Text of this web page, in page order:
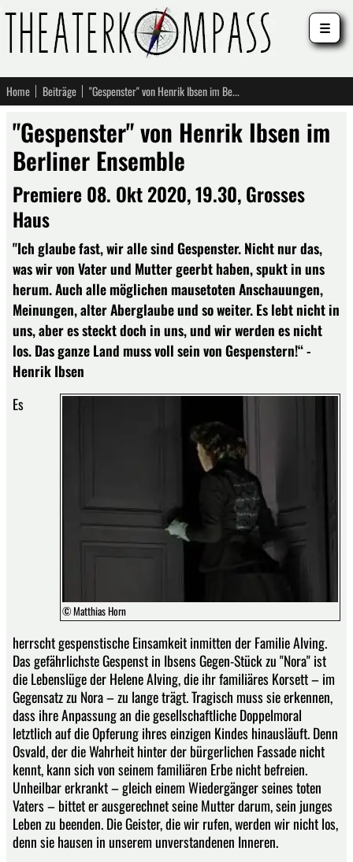
Home Beiträge "Gespenster" von Henrik Ibsen im Berliner Ensemble
"Gespenster" von Henrik Ibsen im
Berliner Ensemble
Premiere 08. Okt 2020, 19.30, Grosses
Haus
"Ich glaube fast, wir alle sind Gespenster. Nicht nur das,
was wir von Vater und Mutter geerbt haben, spukt in uns
herum. Auch alle möglichen mausetoten Anschauungen,
Meinungen, alter Aberglaube und so weiter. Es lebt nicht in
uns, aber es steckt doch in uns, und wir werden es nicht
los. Das ganze Land muss voll sein von Gespenstern!“ -
Henrik Ibsen
© Matthias Horn
Es
herrscht gespenstische Einsamkeit inmitten der Familie Alving.
Das gefährlichste Gespenst in Ibsens Gegen-Stück zu "Nora" ist
die Lebenslüge der Helene Alving, die ihr familiäres Korsett – im
Gegensatz zu Nora – zu lange trägt. Tragisch muss sie erkennen,
dass ihre Anpassung an die gesellschaftliche Doppelmoral
letztlich auf die Opferung ihres einzigen Kindes hinausläuft. Denn
Osvald, der die Wahrheit hinter der bürgerlichen Fassade nicht
kennt, kann sich von seinem familiären Erbe nicht befreien.
Unheilbar erkrankt – gleich einem Wiedergänger seines toten
Vaters – bittet er ausgerechnet seine Mutter darum, sein junges
Leben zu beenden. Die Geister, die wir rufen, werden wir nicht los,
denn sie hausen in unserem unverstandenen Inneren.
☰